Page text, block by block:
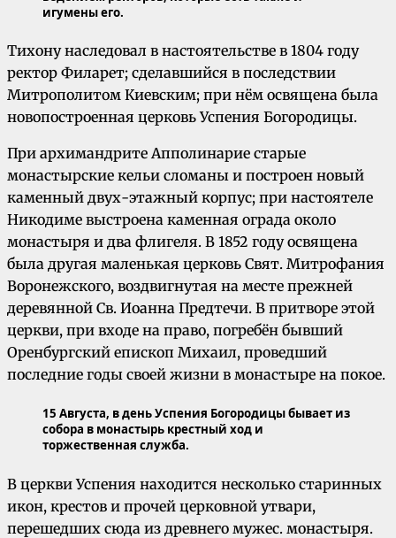
игумены его.
Тихону наследовал в настоятельстве в 1804 году
ректор Филарет; сделавшийся в последствии
Митрополитом Киевским; при нём освящена была
новопостроенная церковь Успения Богородицы.
При архимандрите Апполинарие старые
монастырские кельи сломаны и построен новый
каменный двух-этажный корпус; при настоятеле
Никодиме выстроена каменная ограда около
монастыря и два флигеля. В 1852 году освящена
была другая маленькая церковь Свят. Митрофания
Воронежского, воздвигнутая на месте прежней
деревянной Св. Иоанна Предтечи. В притворе этой
церкви, при входе на право, погребён бывший
Оренбургский епископ Михаил, проведший
последние годы своей жизни в монастыре на покое.
15 Августа, в день Успения Богородицы бывает из
собора в монастырь крестный ход и
торжественная служба.
В церкви Успения находится несколько старинных
икон, крестов и прочей церковной утвари,
перешедших сюда из древнего мужес. монастыря.